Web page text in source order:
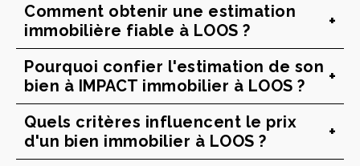
Comment obtenir une estimation
immobilière fiable à LOOS ?
Pourquoi confier l'estimation de son
bien à IMPACT immobilier à LOOS ?
Quels critères influencent le prix
d'un bien immobilier à LOOS ?